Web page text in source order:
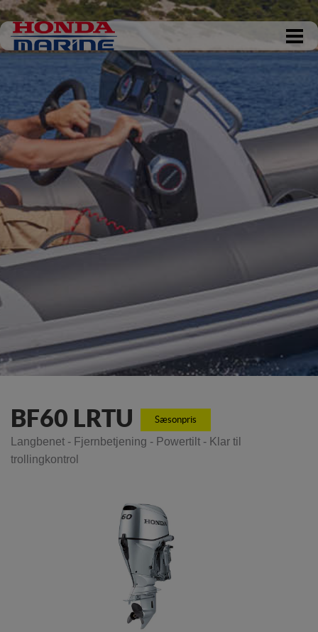
DKK 0,00
Gå til kassen
Tøm kurv
BF60 LRTU Sæsonpris
Langbenet - Fjernbetjening - Powertilt - Klar til
trollingkontrol